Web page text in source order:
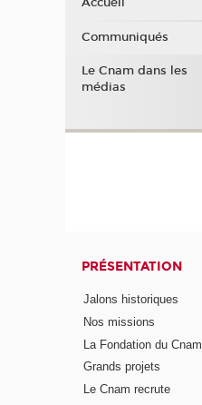
Accueil
Communiqués
Le Cnam dans les
médias
PRÉSENTATION
Jalons historiques
Nos missions
La Fondation du Cnam
Grands projets
Le Cnam recrute